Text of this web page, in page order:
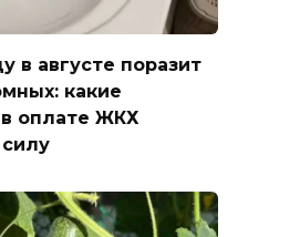
в августе поразит
какие
оплате ЖКХ